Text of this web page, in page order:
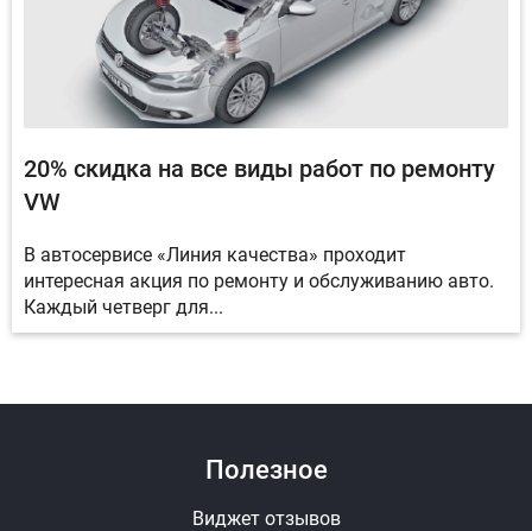
20% скидка на все виды работ по ремонту
VW
В автосервисе «Линия качества» проходит
интересная акция по ремонту и обслуживанию авто.
Каждый четверг для...
Полезное
Виджет отзывов